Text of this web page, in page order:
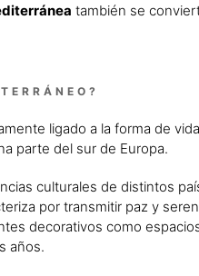
también se
ligado a la forma de
parte del sur de Europa.
culturales de distintos
por transmitir paz y
decorativos como
años.